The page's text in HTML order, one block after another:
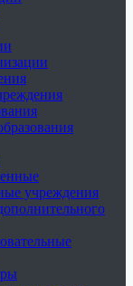
учреждения